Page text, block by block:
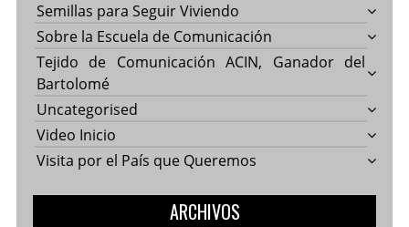
Semillas para Seguir Viviendo
Sobre la Escuela de Comunicación
Tejido de Comunicación ACIN, Ganador del
Bartolomé
Uncategorised
Video Inicio
Visita por el País que Queremos
ARCHIVOS